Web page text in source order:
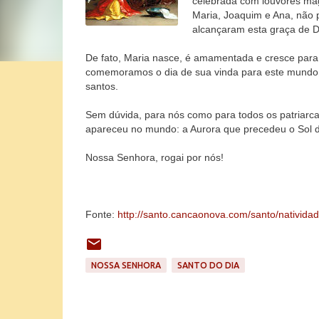
Maria, Joaquim e Ana, não
alcançaram esta graça de
De fato, Maria nasce, é amamentada e cresce
comemoramos o dia de sua vinda para este
santos.
Sem dúvida, para nós como para todos os
apareceu no mundo: a Aurora que precedeu o Sol
Nossa Senhora, rogai por nós!
Fonte: http://santo.cancaonova.com/santo/
NOSSA SENHORA SANTO DO DIA